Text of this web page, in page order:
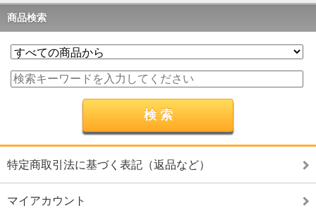
商品検索
特定商取引法に基づく表記（返品など）
マイアカウント